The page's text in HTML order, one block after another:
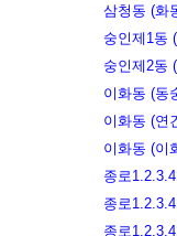
삼청동 (화
숭인제1동
숭인제2동
이화동 (동
이화동 (연
이화동 (이
종로
종로
종로